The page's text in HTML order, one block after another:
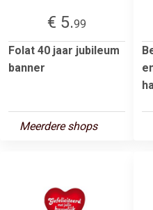
€ 5.99
Folat 40 jaar jubileum
banner
Meerdere shops